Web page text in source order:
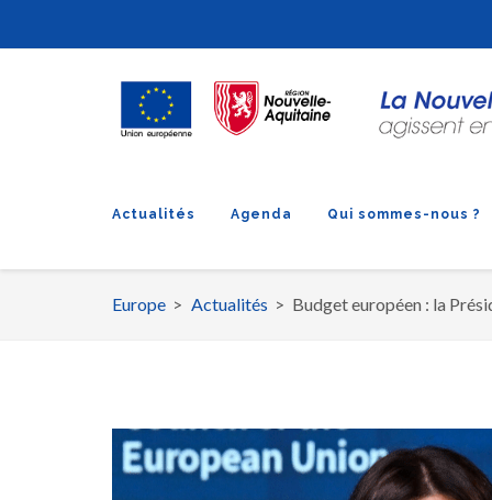
Actualités Agenda Qui sommes-nous ?
Fil
Europe Actualités Budget européen : la